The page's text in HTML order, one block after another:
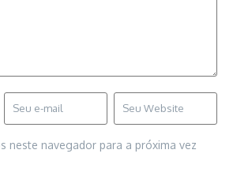
neste navegador para a próxima vez